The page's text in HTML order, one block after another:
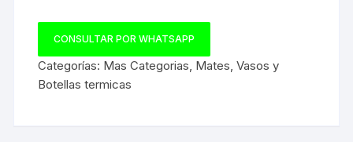
CONSULTAR POR WHATSAPP
Categorías: Mas Categorias, Mates,Vasos y
Botellas termicas